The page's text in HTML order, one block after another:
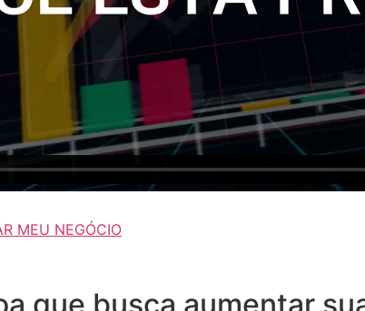
MEU NEGÓCIO